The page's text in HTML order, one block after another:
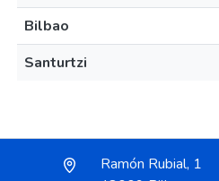
Bilbao
Santurtzi
Ramón Rubial, 1